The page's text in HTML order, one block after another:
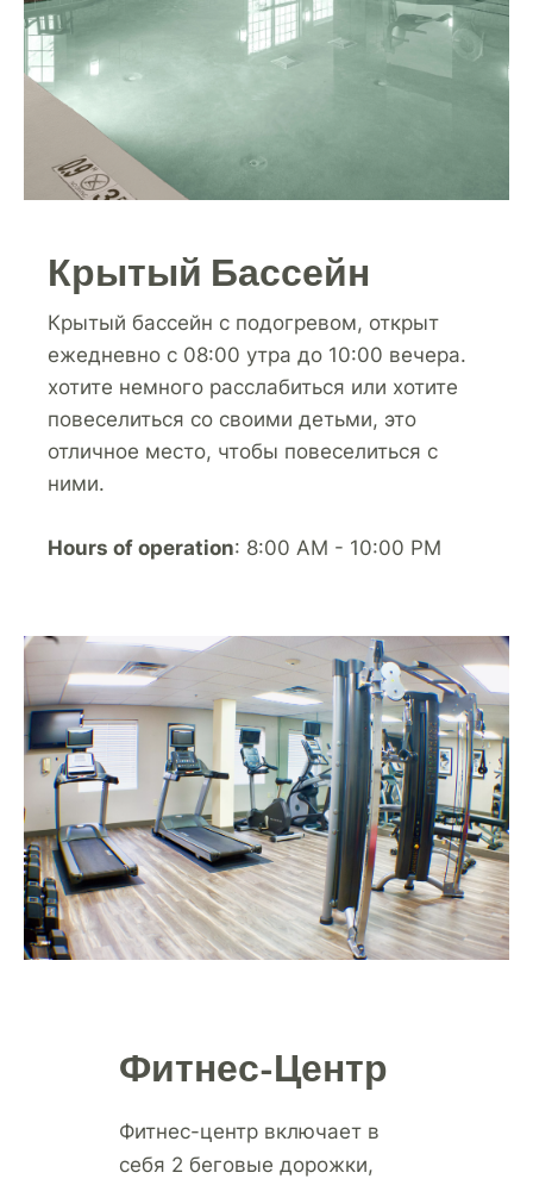
Крытый Бассейн
Крытый бассейн с подогревом, открыт
ежедневно с 08:00 утра до 10:00 вечера.
хотите немного расслабиться или хотите
повеселиться со своими детьми, это
отличное место, чтобы повеселиться с
ними.
Hours of operation: 8:00 AM - 10:00 PM
Фитнес-Центр
Фитнес-центр включает в
себя 2 беговые дорожки,